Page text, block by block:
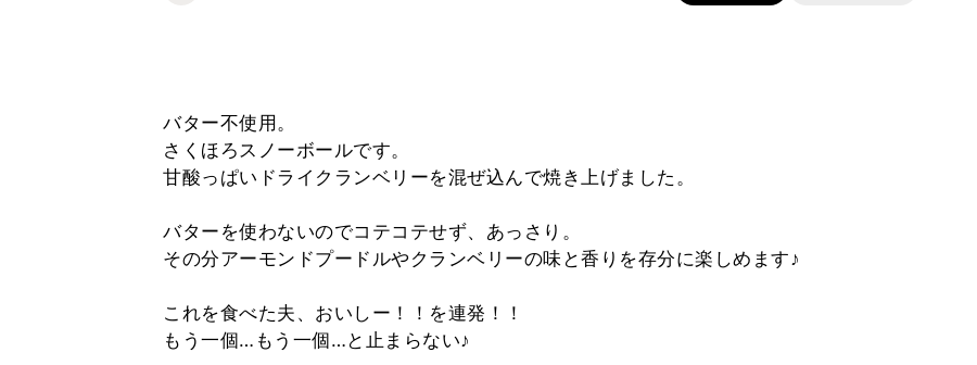
バター不使用。
さくほろスノーボールです。
甘酸っぱいドライクランベリーを混ぜ込んで焼き上げました。
バターを使わないのでコテコテせず、あっさり。
その分アーモンドプードルやクランベリーの味と香りを存分に楽しめます♪
これを食べた夫、おいしー！！を連発！！
もう一個…もう一個…と止まらない♪